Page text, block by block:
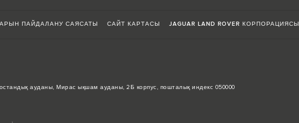
ПАЙДАЛАНУ САЯСАТЫ САЙТ КАРТАСЫ JAGUAR LAND ROVER КОРПОРАЦИЯСЫ
ауданы, Мирас ықшам ауданы, 2Б корпус, пошталық индекс 050000